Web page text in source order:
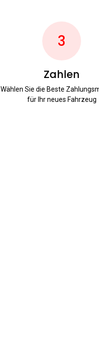
3
Zahlen
Wählen Sie die Beste
für Ihr neues Fahrzeug